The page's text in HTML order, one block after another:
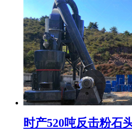
时产520吨反击粉石